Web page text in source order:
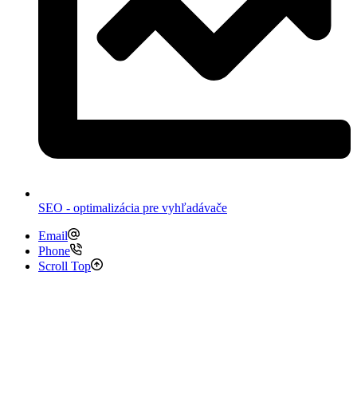
SEO - optimalizácia pre vyhľadávače
Email
Phone
Scroll Top